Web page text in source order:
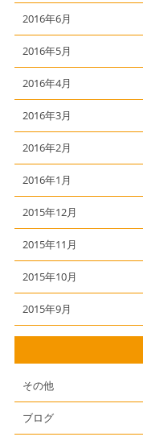
2016年6月
2016年5月
2016年4月
2016年3月
2016年2月
2016年1月
2015年12月
2015年11月
2015年10月
2015年9月
その他
ブログ